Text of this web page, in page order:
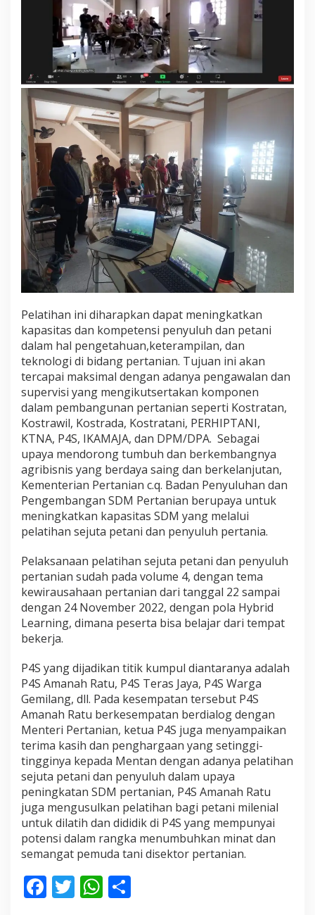
M
E
N
G
E
M
B
A
N
G
K
A
N
A
G
R
I
B
I
S
N
I
S
E
L
A
L
U
I
P
E
A
T
I
H
A
N
S
E
J
T
A
P
E
T
A
E
N
Y
L
U
H
P
E
R
T
A
N
I
N
Pelatihan ini diharapkan dapat meningkatkan
kapasitas dan kompetensi penyuluh dan petani
dalam hal pengetahuan,keterampilan, dan
teknologi di bidang pertanian. Tujuan ini akan
tercapai maksimal dengan adanya pengawalan dan
supervisi yang mengikutsertakan komponen
dalam pembangunan pertanian seperti Kostratan,
Kostrawil, Kostrada, Kostratani, PERHIPTANI,
KTNA, P4S, IKAMAJA, dan DPM/DPA. Sebagai
upaya mendorong tumbuh dan berkembangnya
agribisnis yang berdaya saing dan berkelanjutan,
Kementerian Pertanian c.q. Badan Penyuluhan dan
Pengembangan SDM Pertanian berupaya untuk
meningkatkan kapasitas SDM yang melalui
pelatihan sejuta petani dan penyuluh pertania.
Pelaksanaan pelatihan sejuta petani dan penyuluh
pertanian sudah pada volume 4, dengan tema
kewirausahaan pertanian dari tanggal 22 sampai
dengan 24 November 2022, dengan pola Hybrid
Learning, dimana peserta bisa belajar dari tempat
bekerja.
P4S yang dijadikan titik kumpul diantaranya adalah
P4S Amanah Ratu, P4S Teras Jaya, P4S Warga
Gemilang, dll. Pada kesempatan tersebut P4S
Amanah Ratu berkesempatan berdialog dengan
Menteri Pertanian, ketua P4S juga menyampaikan
terima kasih dan penghargaan yang setinggi-
tingginya kepada Mentan dengan adanya pelatihan
sejuta petani dan penyuluh dalam upaya
peningkatan SDM pertanian, P4S Amanah Ratu
juga mengusulkan pelatihan bagi petani milenial
untuk dilatih dan dididik di P4S yang mempunyai
potensi dalam rangka menumbuhkan minat dan
semangat pemuda tani disektor pertanian.
F T W